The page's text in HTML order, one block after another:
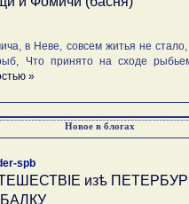
в Неве, совсем житья не
Что принято на сходе
»
Новое в блогах
spb
изѣ